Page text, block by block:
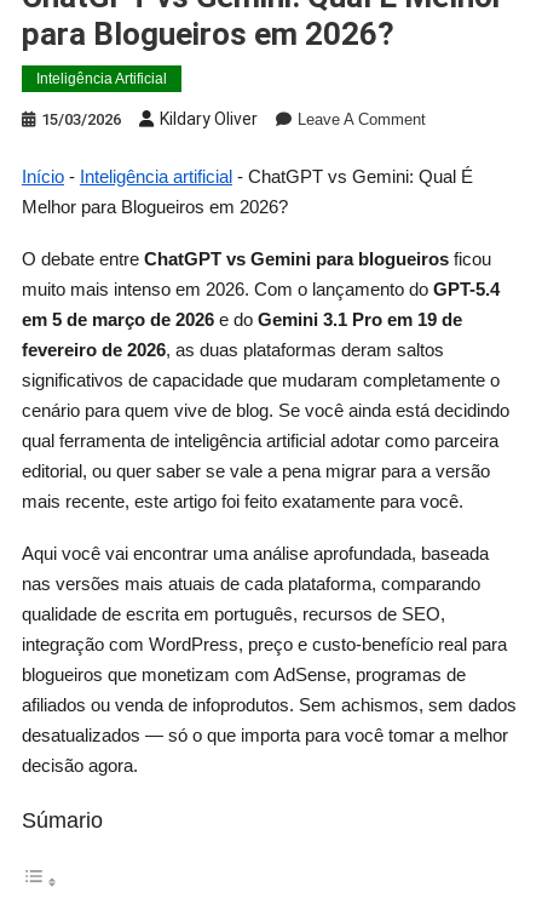
para Blogueiros em 2026?
Inteligência Artificial
15/03/2026 Kildary Oliver Leave A Comment
Início- Inteligência artificial- ChatGPT vs Gemini: Qual É
Melhor para Blogueiros em 2026?
O debate entre ChatGPT vs Gemini para blogueirosficou
muito mais intenso em 2026. Com o lançamento do GPT-5.4
em 5 de março de 2026e do Gemini 3.1 Pro em 19 de
fevereiro de 2026, as duas plataformas deram saltos
significativos de capacidade que mudaram completamente o
cenário para quem vive de blog. Se você ainda está decidindo
qual ferramenta de inteligência artificial adotar como parceira
editorial, ou quer saber se vale a pena migrar para a versão
mais recente, este artigo foi feito exatamente para você.
Aqui você vai encontrar uma análise aprofundada, baseada
nas versões mais atuais de cada plataforma, comparando
qualidade de escrita em português, recursos de SEO,
integração com WordPress, preço e custo-benefício real para
blogueiros que monetizam com AdSense, programas de
afiliados ou venda de infoprodutos. Sem achismos, sem dados
desatualizados — só o que importa para você tomar a melhor
decisão agora.
Súmario